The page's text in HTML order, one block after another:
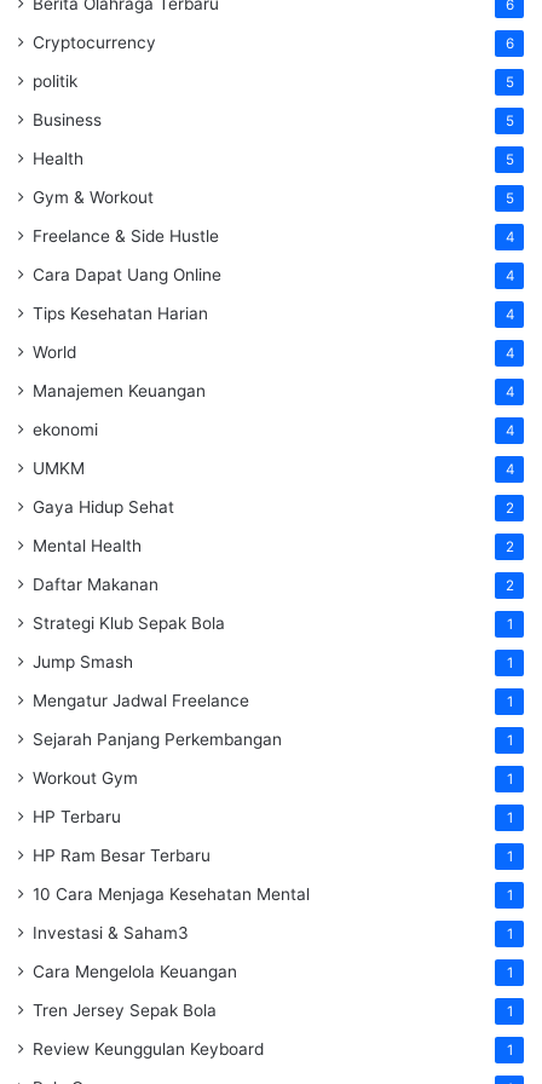
6
Cryptocurrency 6
politik 5
Business 5
Health 5
Gym & Workout 5
Freelance & Side Hustle 4
Cara Dapat Uang Online 4
Tips Kesehatan Harian 4
World 4
Manajemen Keuangan 4
ekonomi 4
UMKM 4
Gaya Hidup Sehat 2
Mental Health 2
Daftar Makanan 2
Strategi Klub Sepak Bola 1
Jump Smash 1
Mengatur Jadwal Freelance 1
Sejarah Panjang Perkembangan 1
Workout Gym 1
HP Terbaru 1
HP Ram Besar Terbaru 1
10 Cara Menjaga Kesehatan Mental 1
Investasi & Saham3 1
Cara Mengelola Keuangan 1
Tren Jersey Sepak Bola 1
Review Keunggulan Keyboard 1